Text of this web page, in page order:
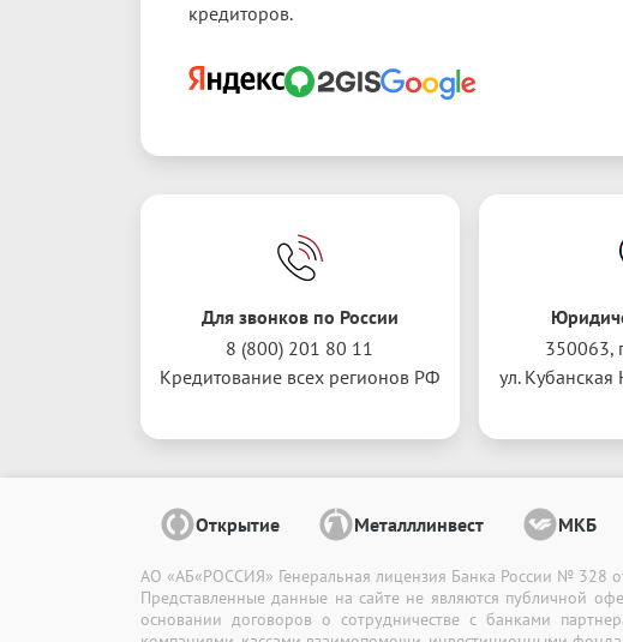
кредиторов.
Для звонков по России
8 (800) 201 80 11
Кредитование всех регионов РФ
350063,
ул.
Открытие Металллинвест МКБ
АО «АБ«РОССИЯ» Генеральная лицензия Банка России № 328
Представленные данные на сайте не являются публичной
основании договоров о сотрудничестве с банками